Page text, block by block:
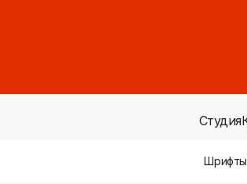
Студия
Шрифты